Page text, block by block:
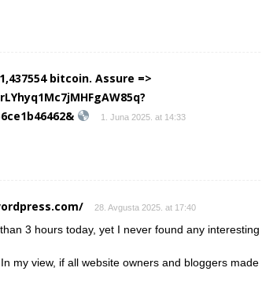
bitcoin. Assure =>
1. Juna 2025. at 14:33
28. Avgusta 2025. at 17:40
3 hours today, yet I never found any
my view, if all website owners and bloggers